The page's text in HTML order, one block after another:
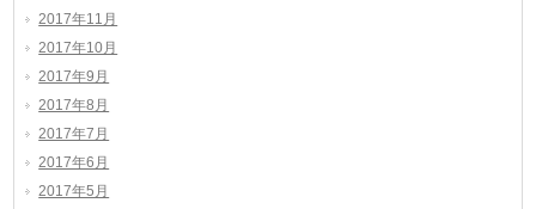
2017年11月
2017年10月
2017年9月
2017年8月
2017年7月
2017年6月
2017年5月